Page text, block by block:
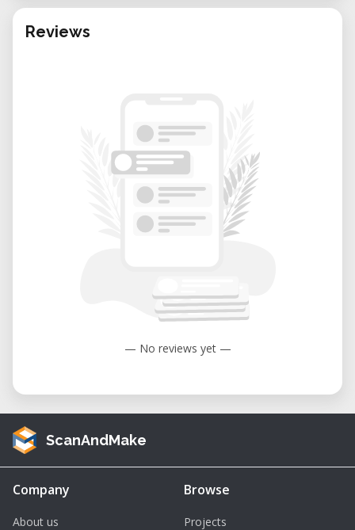
Reviews
— No reviews yet —
ScanAndMake
Company
About us
Browse
Projects